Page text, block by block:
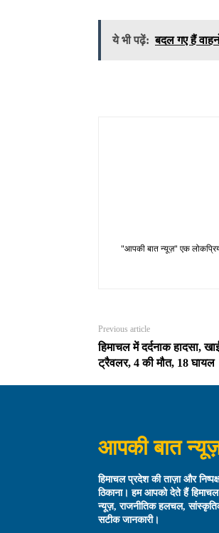
ये भी पढ़ें: बदल गए हैं
"आपकी बात न्यूज़" एक लोकप्रिय
Previous article
हिमाचल में दर्दनाक हादसा,
ट्रैवलर, 4 की मौत, 18 घायल
आपकी बात
हिमाचल प्रदेश की ताज़ा और
ठिकाना। हम आपको देते हैं
न्यूज़, राजनीतिक हलचल,
सटीक जानकारी।